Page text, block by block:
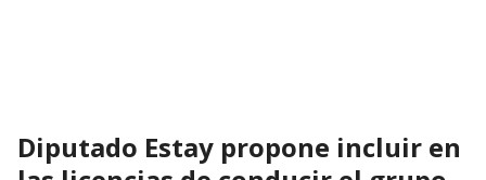
Diputado Estay propone incluir en